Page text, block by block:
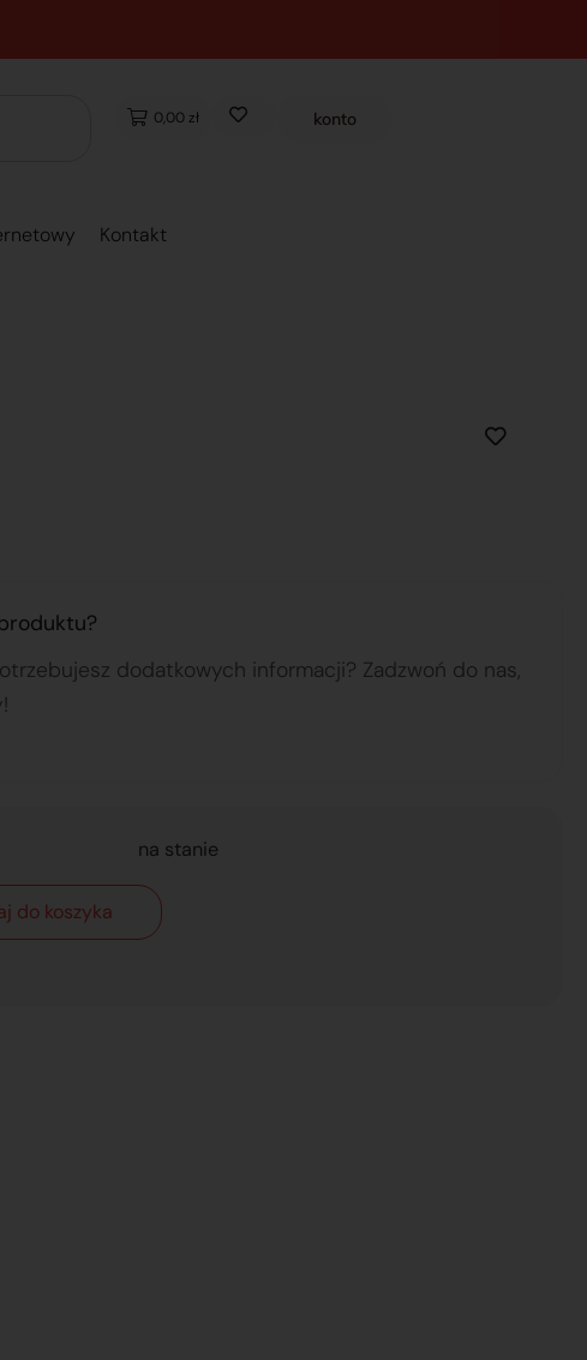
0,00 zł konto
Kontakt
dodatkowych informacji? Zadzwoń do nas,
na stanie
do koszyka